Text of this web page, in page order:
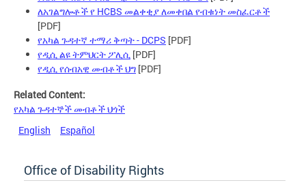
ለአገልግሎቶች የ HCBS መልቀቂያ ለመቀበል የብቁነት መስፈርቶች
[PDF]
የአካል ጉዳተኛ ተማሪ ቅጣት - DCPS [PDF]
የዲሲ ልዩ ትምህርት ፖሊሲ [PDF]
የዲሲ የሰብአዊ መብቶች ህግ [PDF]
Related Content:
የአካል ጉዳተኞች መብቶች ህጎች
English
Español
Office of Disability Rights